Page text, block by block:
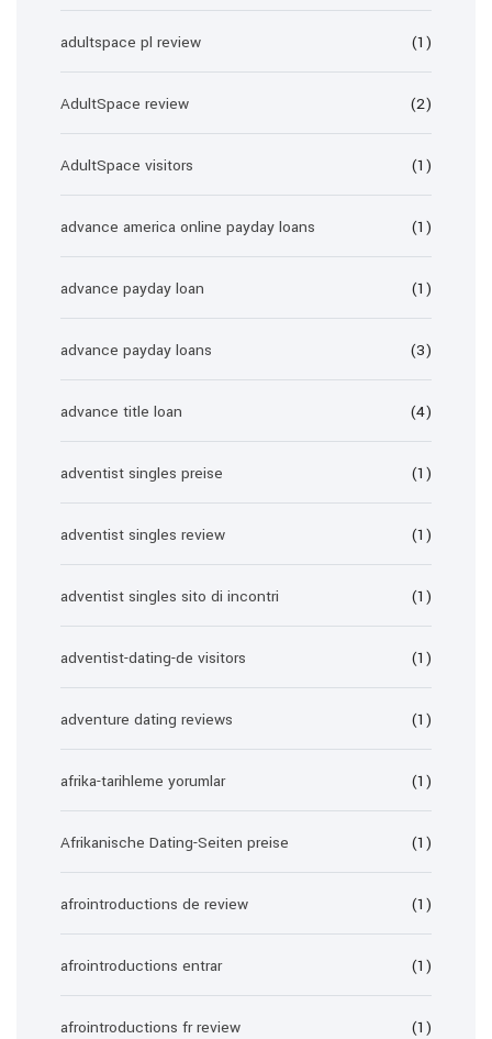
adultspace pl review (1)
AdultSpace review (2)
AdultSpace visitors (1)
advance america online payday loans (1)
advance payday loan (1)
advance payday loans (3)
advance title loan (4)
adventist singles preise (1)
adventist singles review (1)
adventist singles sito di incontri (1)
adventist-dating-de visitors (1)
adventure dating reviews (1)
afrika-tarihleme yorumlar (1)
Afrikanische Dating-Seiten preise (1)
afrointroductions de review (1)
afrointroductions entrar (1)
afrointroductions fr review (1)